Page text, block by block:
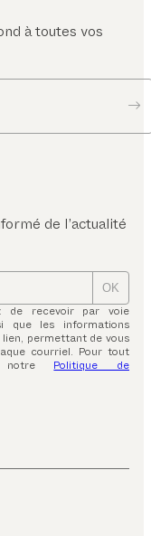
à toutes vos
de l’actualité
OK
de recevoir par voie
que les informations
lien, permettant de vous
courriel. Pour tout
notre Politique de